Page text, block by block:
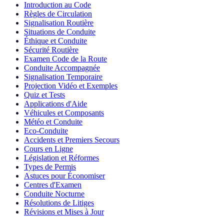
Introduction au Code
Règles de Circulation
Signalisation Routière
Situations de Conduite
Éthique et Conduite
Sécurité Routière
Examen Code de la Route
Conduite Accompagnée
Signalisation Temporaire
Projection Vidéo et Exemples
Quiz et Tests
Applications d'Aide
Véhicules et Composants
Météo et Conduite
Eco-Conduite
Accidents et Premiers Secours
Cours en Ligne
Législation et Réformes
Types de Permis
Astuces pour Économiser
Centres d'Examen
Conduite Nocturne
Résolutions de Litiges
Révisions et Mises à Jour